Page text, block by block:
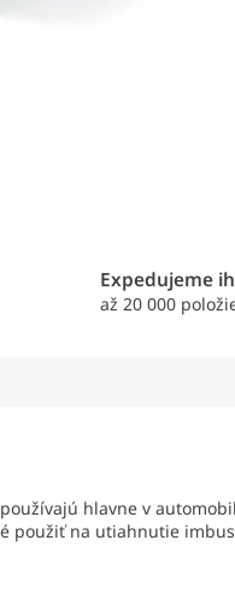
Expedujeme
až 20 000
hlavne v
použiť na utiahnutie